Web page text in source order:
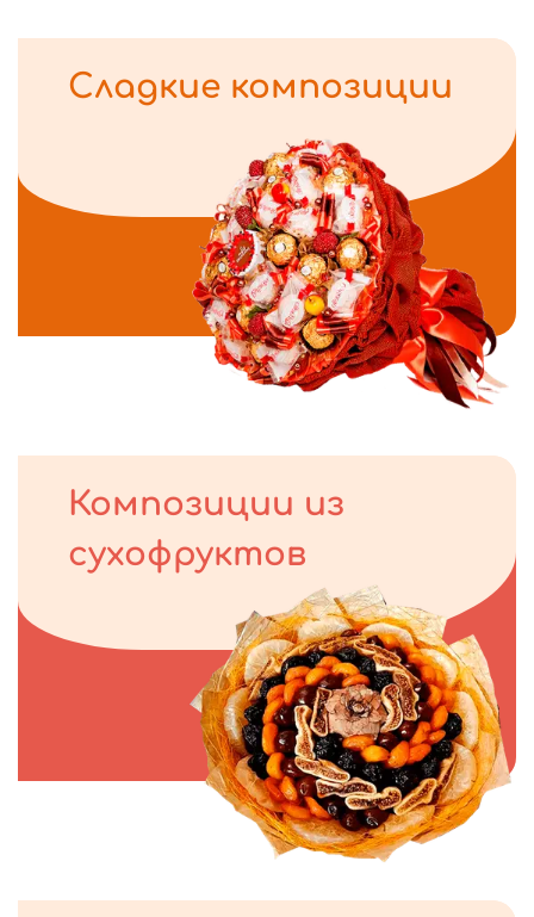
Сладкие композиции
Композиции из
сухофруктов